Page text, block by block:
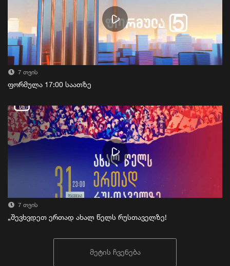
7 თვის
ფორმულა 17:00 საათზე
7 თვის
„შევხვდეთ ერთად ახალ წელს რუსთაველზე!
მეტის ჩვენება